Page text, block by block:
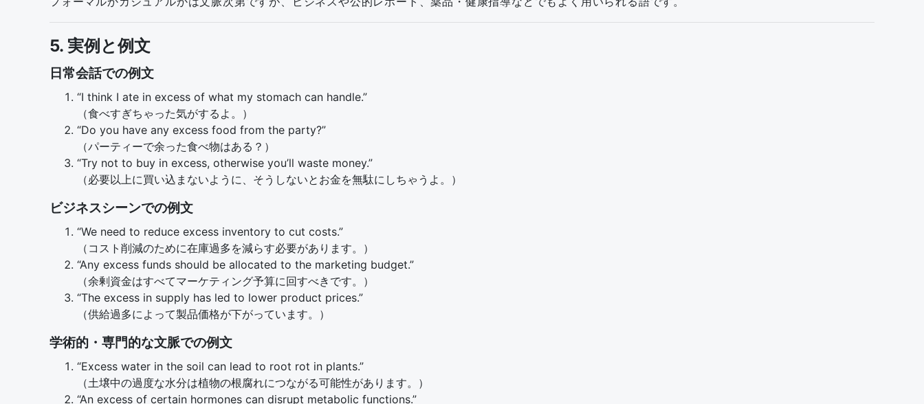
5. 実例と例文
日常会話での例文
“I think I ate in excess of what my stomach can handle.”
（食べすぎちゃった気がするよ。）
“Do you have any excess food from the party?”
（パーティーで余った食べ物はある？）
“Try not to buy in excess, otherwise you’ll waste money.”
（必要以上に買い込まないように、そうしないとお金を無駄にしちゃうよ。）
ビジネスシーンでの例文
“We need to reduce excess inventory to cut costs.”
（コスト削減のために在庫過多を減らす必要があります。）
“Any excess funds should be allocated to the marketing budget.”
（余剰資金はすべてマーケティング予算に回すべきです。）
“The excess in supply has led to lower product prices.”
（供給過多によって製品価格が下がっています。）
学術的・専門的な文脈での例文
“Excess water in the soil can lead to root rot in plants.”
（土壌中の過度な水分は植物の根腐れにつながる可能性があります。）
“An excess of certain hormones can disrupt metabolic functions.”